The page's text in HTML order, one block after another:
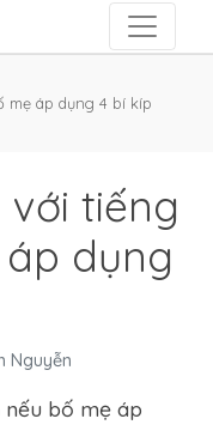
mẹ áp dụng 4 bí kíp
với tiếng
dụng
Nguyễn